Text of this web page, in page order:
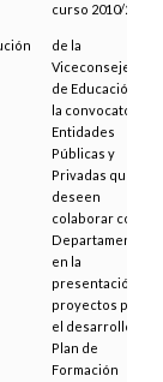
curso 2010/2011
de la
Viceconsejera
de Educación, de
la convocatoria a
Entidades
Públicas y
Privadas que
deseen
colaborar con el
Departamento
en la
presentación de
proyectos para
el desarrollo del
Plan de
Formación